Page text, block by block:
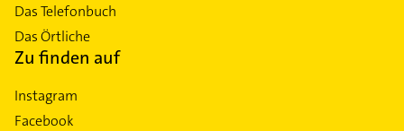
Das Telefonbuch
Das Örtliche
Zu finden auf
Instagram
Facebook